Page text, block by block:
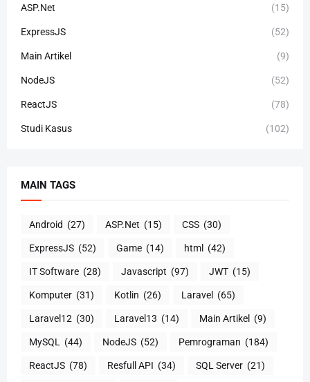
ASP.Net (15)
ExpressJS (52)
Main Artikel (9)
NodeJS (52)
ReactJS (78)
Studi Kasus (102)
MAIN TAGS
Android (27) ASP.Net (15) CSS (30)
ExpressJS (52) Game (14) html (42)
IT Software (28) Javascript (97) JWT (15)
Komputer (31) Kotlin (26) Laravel (65)
Laravel12 (30) Laravel13 (14) Main Artikel (9)
MySQL (44) NodeJS (52) Pemrograman (184)
ReactJS (78) Resfull API (34) SQL Server (21)